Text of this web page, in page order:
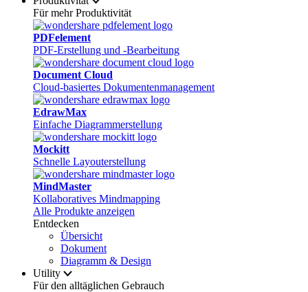
Für mehr Produktivität
PDFelement
PDF-Erstellung und -Bearbeitung
Document Cloud
Cloud-basiertes Dokumentenmanagement
EdrawMax
Einfache Diagrammerstellung
Mockitt
Schnelle Layouterstellung
MindMaster
Kollaboratives Mindmapping
Alle Produkte anzeigen
Entdecken
Übersicht
Dokument
Diagramm & Design
Utility
Für den alltäglichen Gebrauch